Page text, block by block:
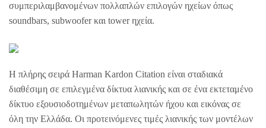
συμπεριλαμβανομένων πολλαπλών επιλογών ηχείων όπως
soundbars, subwoofer και tower ηχεία.
Η πλήρης σειρά Ηarman Kardon Citation είναι σταδιακά
διαθέσιμη σε επιλεγμένα δίκτυα λιανικής και σε ένα εκτεταμένο
δίκτυο εξουσιοδοτημένων μεταπωλητών ήχου και εικόνας σε
όλη την Ελλάδα. Οι προτεινόμενες τιμές λιανικής των μοντέλων